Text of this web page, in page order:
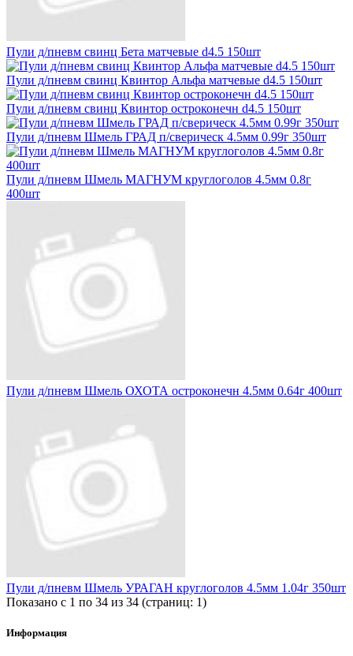
Пули д/пневм свинц Бета матчевые d4.5 150шт
Пули д/пневм свинц Квинтор Альфа матчевые d4.5 150шт
Пули д/пневм свинц Квинтор остроконечн d4.5 150шт
Пули д/пневм Шмель ГРАД п/сверическ 4.5мм 0.99г 350шт
Пули д/пневм Шмель МАГНУМ круглоголов 4.5мм 0.8г
400шт
Пули д/пневм Шмель ОХОТА остроконечн 4.5мм 0.64г 400шт
Пули д/пневм Шмель УРАГАН круглоголов 4.5мм 1.04г 350шт
Показано с 1 по 34 из 34 (страниц: 1)
Информация